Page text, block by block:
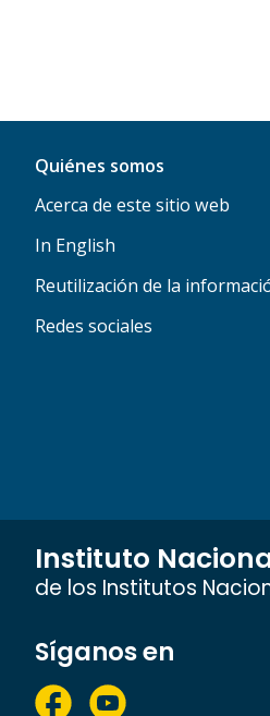
Quiénes somos
Acerca de este sitio web
In English
Reutilización de la
Redes sociales
Instituto
de los Institutos
Síganos en